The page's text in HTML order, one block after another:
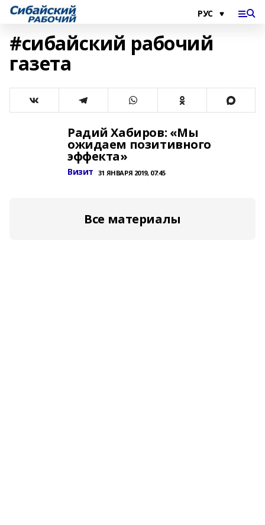
#сибайский рабочий
газета
Радий Хабиров: «Мы
ожидаем позитивного
эффекта»
Визит 31 ЯНВАРЯ 2019, 07:45
Все материалы